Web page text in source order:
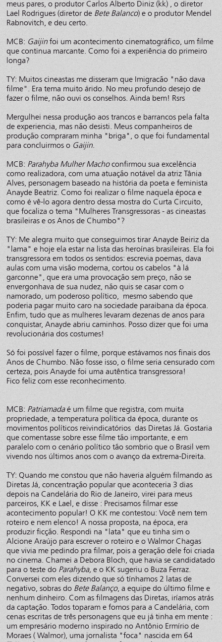
meus pares, o produtor Carlos Alberto Diniz (kk) , o diretor
Lael Rodrigues (diretor de Bete Balanco) e o produtor Mendel
Rabnovitch, e deu certo.
MCB: Gaijin foi um acontecimento cinematográfico, um filme
que continua marcante. Como foi a experiência do primeiro
longa?
TY: Muitos cineastas me disseram que Imigracão "não dava
filme". Era tema muito árido. No meu profundo desejo de
fazer o filme, não ouvi os conselhos. Ainda bem! Rsrs
Mergulhei nessa produção aos trancos e barrancos pela falta
de experiencia, mas não desisti. Meus companheiros de
produção compraram minha "briga", o que foi fundamental
para concluirmos o Gaijin
MCB:Parahyba Mulher Machoconfirmou sua excelência
como realizadora, com uma atuação notável da atriz Tânia
Alves, personagem baseado na história da poeta e feminista
Anayde Beatriz. Como foi realizar o filme naquela época e
como é vê-lo agora dentro dessa mostra do Curta Circuito,
que focaliza o tema "Mulheres Transgressoras - as cineastas
brasileiras e os Anos de Chumbo"?
TY: Me alegra muito que conseguimos tirar Anayde Beiriz da
"lama" e hoje ela estar na lista das heroínas brasileiras. Ela foi
transgressora em todos os sentidos: escrevia poemas, dava
aulas com uma visão moderna, cortou os cabelos "à lá
garconne", que era uma provocação sem preço, não se
envergonhava de sua nudez, não quis se casar com o
namorado, um poderoso político, mesmo sabendo que
poderia pagar muito caro na sociedade paraibana da época.
Enfim, tudo que as mulheres levaram dezenas de anos para
conquistar, Anayde abriu caminhos. Posso dizer que foi uma
revolucionária dos costumes!
Só foi possível fazer o filme, porque estávamos nos finais dos
Anos de Chumbo. Não fosse isso, o filme seria censurado com
certeza, pois Anayde foi uma autêntica transgressora!
Fico feliz com esse reconhecimento.
MCB: Patriamadaé um filme que registra, com muita
propriedade, a temperatura política da época, durante os
movimentos políticos reivindicatórios das Diretas Já. Gostaria
que comentasse sobre esse filme tão importante, e em
paralelo com o cenário político tão sombrio que o Brasil vem
vivendo nos últimos anos com o avanço da extrema-Direita.
TY: Quando me constou que não haveria alguém filmando as
Diretas Já, concentração popular que aconteceria 3 dias
depois na Candelária do Rio de Janeiro, virei para meus
parceiros, KK e Lael, e disse : Precisamos filmar esse
acontecimento popular! O KK me contestou: Você nem tem
roteiro e nem elenco! A nossa proposta, na época, era
produzir ficção. Respondi na "lata" que eu tinha sim o
Alcione Araújo para escrever o roteiro e o Walmor Chagas
que vivia me pedindo pra filmar, pois a geração dele foi criada
no cinema. Chamei a Debora Bloch, que havia se candidatado
para o teste do Parahyba, e o KK sugeriu o Buza Ferraz.
Conversei com eles dizendo que só tínhamos 2 latas de
negativo, sobras do Bete Balanço, a equipe do último filme e
nenhum dinheiro. Com as filmagens das Diretas, iríamos atrás
da captação. Todos toparam e fomos para a Candelária, com
cenas escritas de três personagens que eu já tinha em mente :
um empresário moderno inspirado no Antônio Ermírio de
Moraes ( Walmor), uma jornalista "foca" nascida em 64